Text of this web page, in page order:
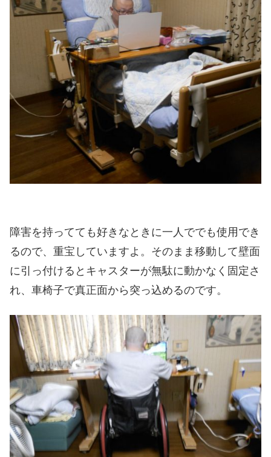
障害を持ってても好きなときに一人ででも使用でき
るので、重宝していますよ。そのまま移動して壁面
に引っ付けるとキャスターが無駄に動かなく固定さ
れ、車椅子で真正面から突っ込めるのです。